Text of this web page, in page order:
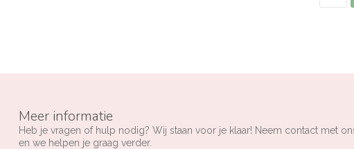
Meer informatie
Heb je vragen of hulp nodig? Wij staan voor je klaar! Neem contact met
en we helpen je graag verder.